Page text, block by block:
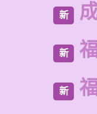
新
新
新